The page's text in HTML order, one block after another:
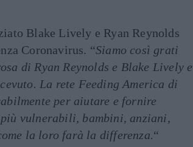
Blake Lively e Ryan Reynolds
Coronavirus. “Siamo così grati
di Ryan Reynolds e Blake Lively e
La rete Feeding America di
per aiutare e fornire
vulnerabili, bambini, anziani,
la loro farà la differenza.“